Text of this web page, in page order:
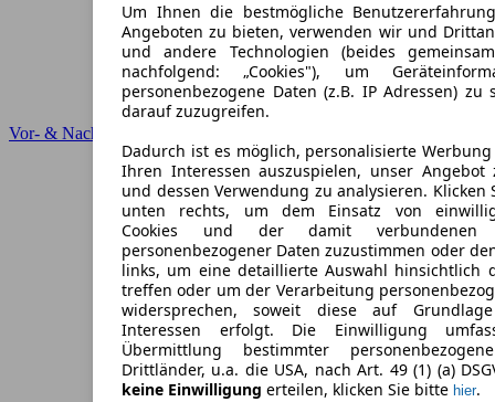
Um Ihnen die bestmögliche
Angeboten zu bieten, verwenden wir und
und andere Technologien (beides
nachfolgend: „Cookies"), um
personenbezogene Daten (z.B. IP Adressen) zu
darauf zuzugreifen.
Dadurch ist es möglich, personalisierte
Ihren Interessen auszuspielen, unser Angebot
und dessen Verwendung zu analysieren. Klicken
unten rechts, um dem Einsatz von
Cookies und der damit verbundenen
personenbezogener Daten zuzustimmen oder
links, um eine detaillierte Auswahl hinsichtlich
treffen oder um der Verarbeitung
widersprechen, soweit diese auf
Interessen erfolgt. Die Einwilligung
Übermittlung bestimmter
Drittländer, u.a. die USA, nach Art. 49 (1) (a)
keine Einwilligung erteilen, klicken Sie bitte hier.
Vor- & Nachteile